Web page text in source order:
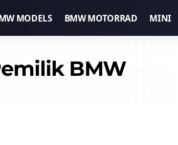
MODELS BMW MOTORRAD MINI
BMW